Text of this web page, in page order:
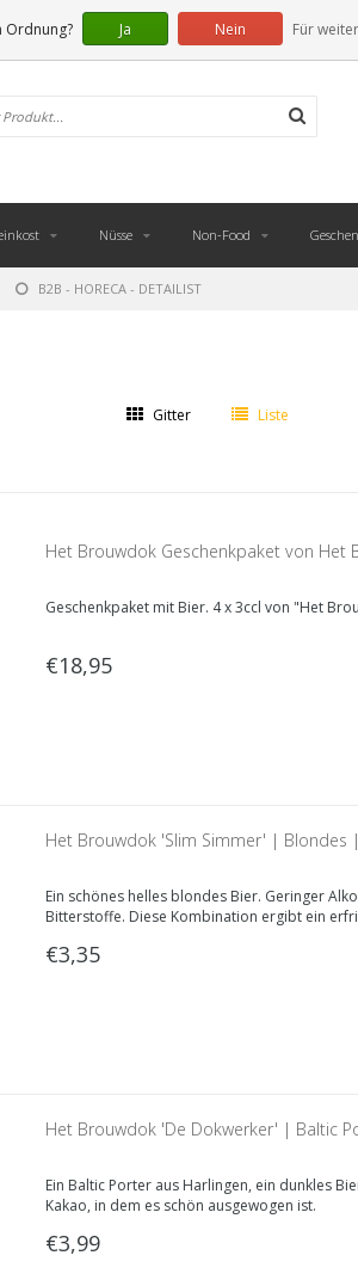
Nüsse Non-Food
B2B - HORECA - DETAILIST
Gitter Liste
Het Brouwdok Geschenkpaket von Het
Geschenkpaket mit Bier. 4 x 3ccl von "Het
€18,95
Het Brouwdok 'Slim Simmer' | Blondes
Ein schönes helles blondes Bier. Geringer
Bitterstoffe. Diese Kombination ergibt ein
€3,35
Het Brouwdok 'De Dokwerker' | Baltic
Ein Baltic Porter aus Harlingen, ein dunkles
Kakao, in dem es schön ausgewogen ist.
€3,99
Ordnung? Ja Nein Für